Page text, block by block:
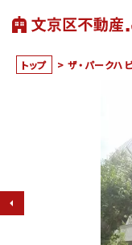
トップ > ザ・パークハ